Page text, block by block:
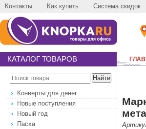
Контакты Как купить Система скидок
КАТАЛОГ ТОВАРОВ
Конверты для денег
Новые поступления
Новый год
Пасха